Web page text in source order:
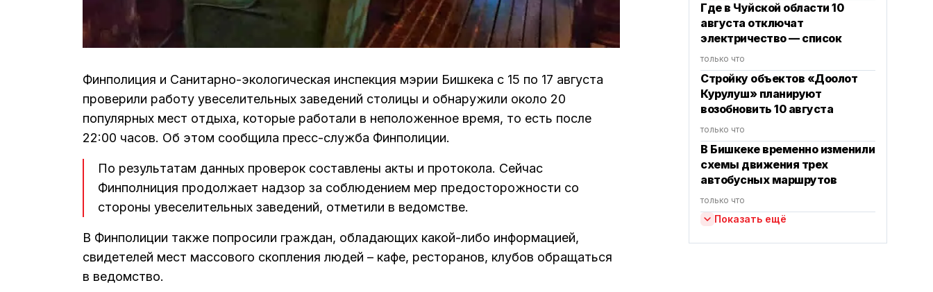
Финполиция и Санитарно-экологическая инспекция мэрии Бишкека с 15 по 17 августа
проверили работу увеселительных заведений столицы и обнаружили около 20
популярных мест отдыха, которые работали в неположенное время, то есть после
22:00 часов. Об этом сообщила пресс-служба Финполиции.
По результатам данных проверок составлены акты и протокола. Сейчас
Финполниция продолжает надзор за соблюдением мер предосторожности со
стороны увеселительных заведений, отметили в ведомстве.
В Финполиции также попросили граждан, обладающих какой-либо информацией,
свидетелей мест массового скопления людей – кафе, ресторанов, клубов обращаться
в ведомство.
Где в Чуйской области 10
августа отключат
электричество — список
только что
Стройку объектов «Доолот
Курулуш» планируют
возобновить 10 августа
только что
В Бишкеке временно изменили
схемы движения трех
автобусных маршрутов
только что
Показать ещё